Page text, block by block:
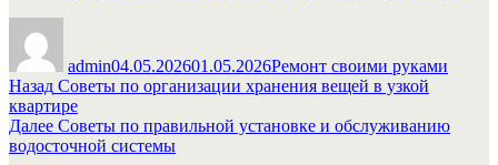
admin04.05.202601.05.2026Ремонт своими руками
Навигация
по
записям
Назад Предыдущая
запись:
Советы по организации хранения вещей в узкой
квартире
Далее Следующая
запись:
Советы по правильной установке и обслуживанию
водосточной системы